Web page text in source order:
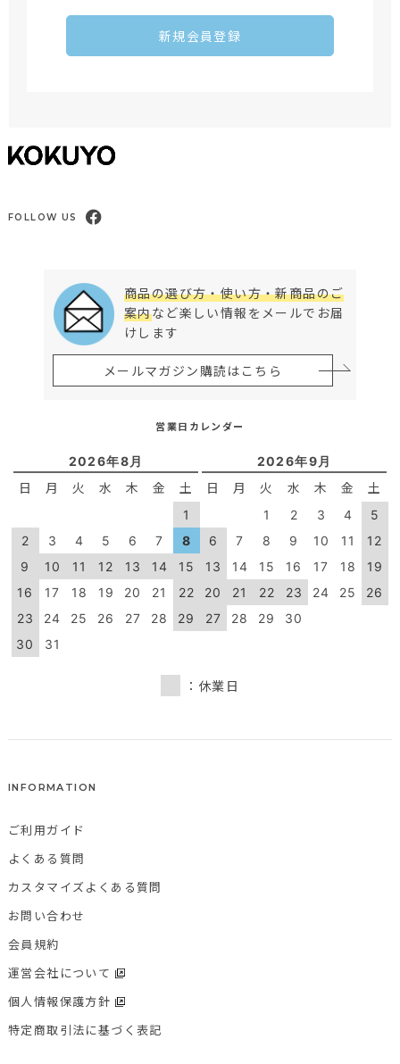
新規会員登録
FOLLOW US
商品の選び方・使い方・新商品のご
案内など楽しい情報をメールでお届
けします
メールマガジン購読はこちら
営業日カレンダー
2026年8月
日 月 火 水 木 金 土
1
2
3 4 5 6 7
8
9
10 11 12 13 14
15
16
17 18 19 20 21
22
23
24 25 26 27 28
29
30
31
2026年9月
日 月 火 水 木 金 土
1 2 3 4
5
6
7 8 9 10 11
12
13
14 15 16 17 18
19
20
21 22 23 24 25
26
27
28 29 30
：休業日
INFORMATION
ご利用ガイド
よくある質問
カスタマイズよくある質問
お問い合わせ
会員規約
運営会社について
個人情報保護方針
特定商取引法に基づく表記